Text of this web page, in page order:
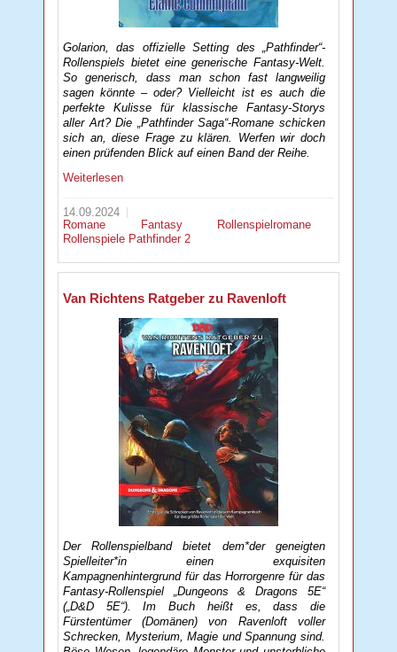
Golarion, das offizielle Setting des „Pathfinder“-
Rollenspiels bietet eine generische Fantasy-Welt.
So generisch, dass man schon fast langweilig
sagen könnte – oder? Vielleicht ist es auch die
perfekte Kulisse für klassische Fantasy-Storys
aller Art? Die „Pathfinder Saga“-Romane schicken
sich an, diese Frage zu klären. Werfen wir doch
einen prüfenden Blick auf einen Band der Reihe.
Weiterlesen
14.09.2024
Romane
Fantasy
Rollenspielromane
Rollenspiele Pathfinder 2
Van Richtens Ratgeber zu Ravenloft
Der Rollenspielband bietet dem*der geneigten
Spielleiter*in einen exquisiten
Kampagnenhintergrund für das Horrorgenre für das
Fantasy-Rollenspiel „Dungeons & Dragons 5E“
(„D&D 5E“). Im Buch heißt es, dass die
Fürstentümer (Domänen) von Ravenloft voller
Schrecken, Mysterium, Magie und Spannung sind.